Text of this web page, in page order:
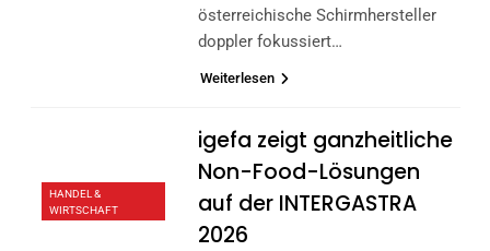
österreichische Schirmhersteller
doppler fokussiert…
Weiterlesen
HANDEL &
WIRTSCHAFT
igefa zeigt ganzheitliche
Non-Food-Lösungen
auf der INTERGASTRA
2026